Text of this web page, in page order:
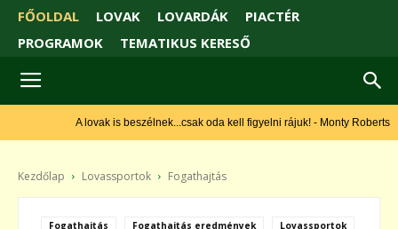
FŐOLDAL LOVAK LOVARDÁK
PIACTÉR
PROGRAMOK
TEMATIKUS KERESŐ
A lovak is beszélnek...csak oda kell figyelni rájuk! - Monty Roberts
Kezdőlap Lovassportok Fogathajtás
Fogathajtás Fogathajtás eredmények Lovassportok